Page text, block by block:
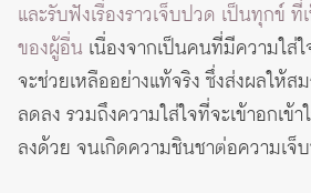
และรับฟังเรื่องราวเจ็บปวด เป็นทุกข์
ของผู้อื่น เนื่องจากเป็นคนที่มีความใส่
จะช่วยเหลืออย่างแท้จริง ซึ่งส่งผลให้ส
ลดลง รวมถึงความใส่ใจที่จะเข้าอกเข้
ลงด้วย จนเกิดความชินชาต่อความเจ็